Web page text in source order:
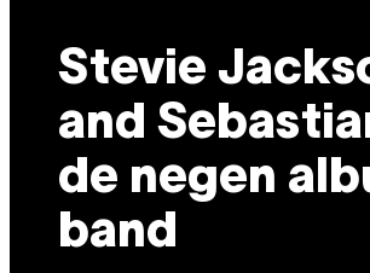
Stevie
and
de negen
band